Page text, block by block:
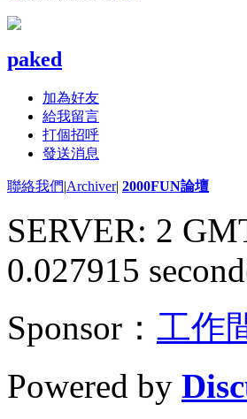
paked
加為好友
給我留言
打個招呼
發送消息
聯絡我們|Archiver| 2000FUN論壇
SERVER: 2
0.027915
Sponsor： 工作
Powered by